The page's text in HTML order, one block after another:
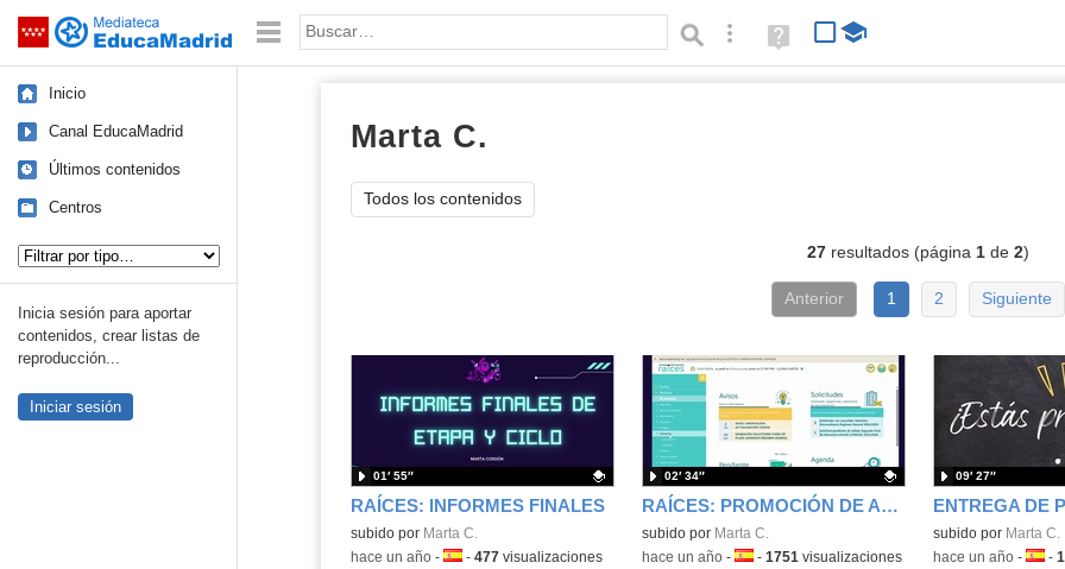
Saltar navegación Palabra o frase: Búsqueda avanzada
Ayuda
(en
Inicio
Canal EducaMadrid
Últimos contenidos
Centros
Inicia sesión para aportar
contenidos, crear listas de
reproducción...
Iniciar sesión
Marta C.
Todos los contenidos
27resultados (página 1de 2)
Anterior 1 2 Siguiente
RAÍCES: INFORMES FINALES
Contenido educativo.
subido por Marta C.
01′ 55″
-hace un año- Idioma:
- 477visualizaciones
RAÍCES: PROMOCIÓN DE ALUMNOS
Contenido educativo.
subido por Marta C.
02′ 34″
-hace un año- Idioma:
- 1751 visualizaciones
Contenido educativo.
subido por Marta C.
09′ 27″
-hace un año- -